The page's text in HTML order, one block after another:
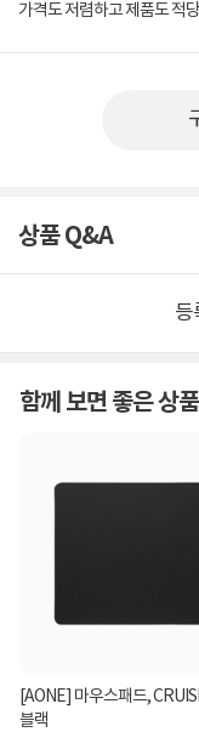
가격도 저렴하고 제품도 적
상품 Q&A
등
함께 보면 좋은 상품
[AONE] 마우스패드,
블랙